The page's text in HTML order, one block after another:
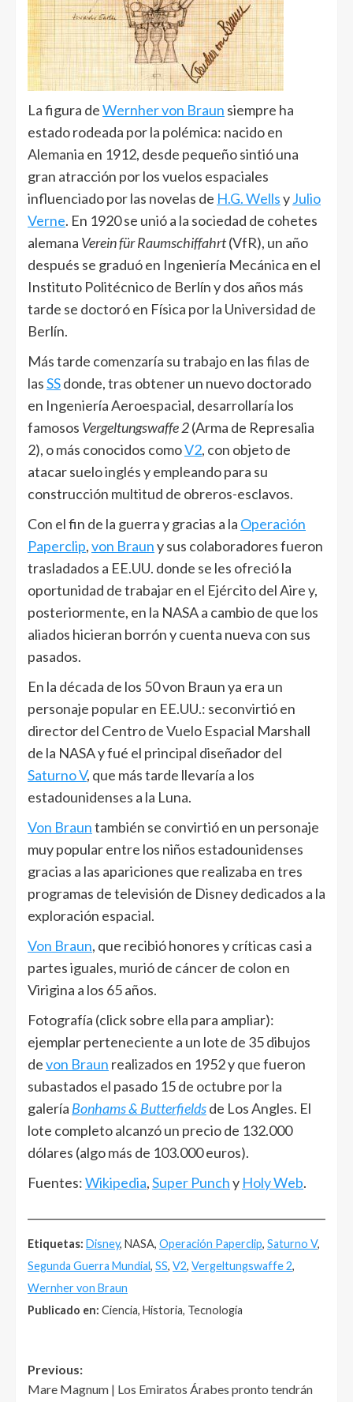
La figura deWernher von Braun siempre ha
estado rodeada por la polémica: nacido en
Alemania en 1912, desde pequeño sintió una
gran atracción por los vuelos espaciales
influenciado por las novelas de H.G. WellsyJulio
Verne. En 1920 se unió a la sociedad de cohetes
alemana Verein für Raumschiffahrt(VfR), un año
después se graduó en Ingeniería Mecánica en el
Instituto Politécnico de Berlín y dos años más
tarde se doctoró en Física por la Universidad de
Berlín.
Más tarde comenzaría su trabajo en las filas de
lasSSdonde, tras obtener un nuevo doctorado
en Ingeniería Aeroespacial, desarrollaría los
famosos Vergeltungswaffe 2(Arma de Represalia
2), o más conocidos comoV2, con objeto de
atacar suelo inglés y empleando para su
construcción multitud de obreros-esclavos.
Con el fin de la guerra y gracias a la Operación
Paperclip,von Brauny sus colaboradores fueron
trasladados a EE.UU. donde se les ofreció la
oportunidad de trabajar en el Ejército del Aire y,
posteriormente, en la NASA a cambio de que los
aliados hicieran borrón y cuenta nueva con sus
pasados.
En la década de los 50 von Braun ya era un
personaje popular en EE.UU.: seconvirtió en
director del Centro de Vuelo Espacial Marshall
de la NASA y fué el principal diseñador del
Saturno V, que más tarde llevaría a los
estadounidenses a la Luna.
Von Brauntambién se convirtió en un personaje
muy popular entre los niños estadounidenses
gracias a las apariciones que realizaba en tres
programas de televisión de Disney dedicados a la
exploración espacial.
Von Braun, que recibió honores y críticas casi a
partes iguales, murió de cáncer de colon en
Virigina a los 65 años.
Fotografía (click sobre ella para ampliar):
ejemplar perteneciente a un lote de 35 dibujos
devon Braun realizados en 1952 y que fueron
subastados el pasado 15 de octubre por la
galería Bonhams & Butterfieldsde Los Angles. El
lote completo alcanzó un precio de 132.000
dólares (algo más de 103.000 euros).
Fuentes:Wikipedia,Super Punchy Holy Web.
Etiquetas: Disney, NASA, Operación Paperclip, Saturno V,
Segunda Guerra Mundial, SS, V2, Vergeltungswaffe 2,
Wernher von Braun
Publicado en: Ciencia, Historia, Tecnología
Post
Previous:
Mare Magnum | Los Emiratos Árabes pronto tendrán